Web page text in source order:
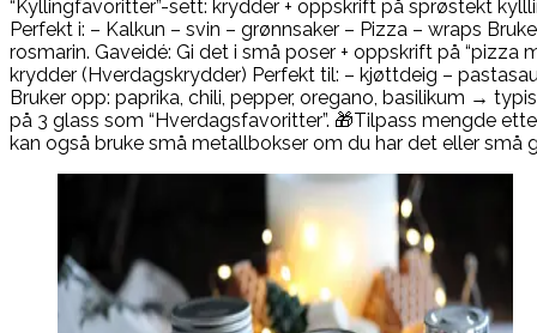
“Kyllingfavoritter”-sett: krydder + oppskrift på sprøstekt
Perfekt i: – Kalkun – svin – grønnsaker – Pizza – wraps
rosmarin. Gaveidé: Gi det i små poser + oppskrift på
krydder (Hverdagskrydder) Perfekt til: – kjøttdeig –
Bruker opp: paprika, chili, pepper, oregano, basilikum →
på 3 glass som “Hverdagsfavoritter”. 🎁Tilpass mengde
kan også bruke små metallbokser om du har det eller små